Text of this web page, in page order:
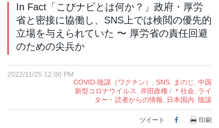
In Fact「こびナビとは何か？」政府・厚労
省と密接に協働し、SNS上では検閲の優先的
立場を与えられていた 〜 厚労省の責任回避
のための尖兵か
2022/11/25 12:00 PM
COVID-陰謀（ワクチン）
SNS まのじ
中国
新型コロナウイルス
岸田政権 / ＊社会
ライ
ター・読者からの情報
日本国内 陰謀
ツイート Facebook
印刷